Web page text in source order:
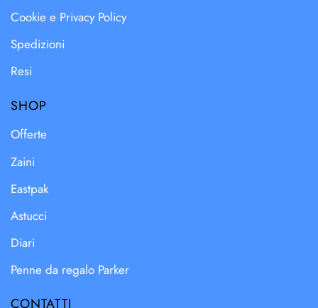
Cookie e Privacy Policy
Spedizioni
Resi
SHOP
Offerte
Zaini
Eastpak
Astucci
Diari
Penne da regalo Parker
CONTATTI